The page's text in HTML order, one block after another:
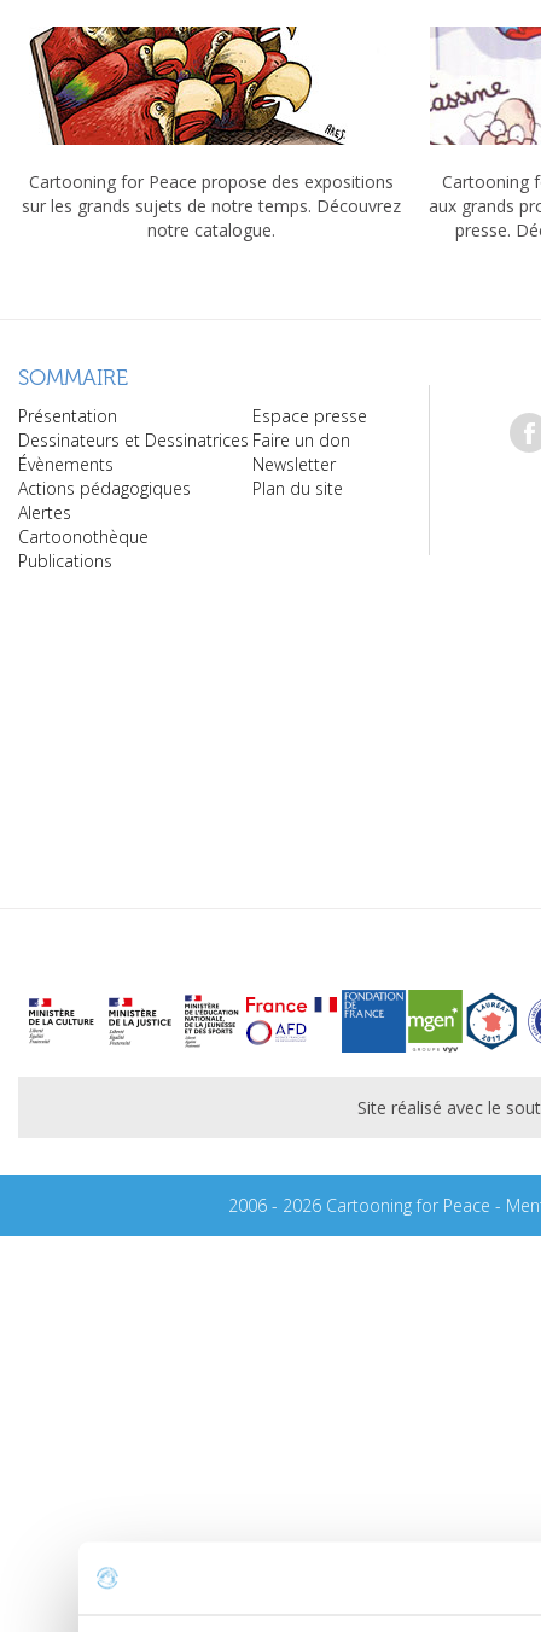
Cartooning for Peace propose des expositions
sur les grands sujets de notre temps. Découvrez
notre catalogue.
Cartooning
aux grands
presse.
SOMMAIRE
Présentation
Dessinateurs et Dessinatrices
Évènements
Actions pédagogiques
Alertes
Cartoonothèque
Publications
Espace presse
Faire un don
Newsletter
Plan du site
Site réalisé avec le
2006 - 2026 Cartooning for Peace -